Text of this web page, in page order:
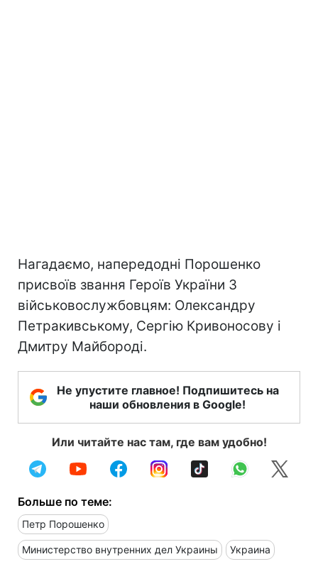
Нагадаємо, напередодні Порошенко
присвоїв звання Героїв України 3
військовослужбовцям: Олександру
Петракивському, Сергію Кривоносову і
Дмитру Майбороді.
Не упустите главное! Подпишитесь на
наши обновления в Google!
Или читайте нас там, где вам удобно!
Больше по теме:
Петр Порошенко
Министерство внутренних дел Украины Украина